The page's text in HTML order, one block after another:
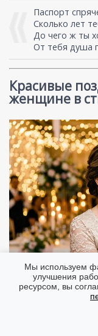
Паспорт
Сколько лет
До чего ж ты
От тебя душа
Красивые
женщине в
Мы используем
улучшения
ресурсом, вы